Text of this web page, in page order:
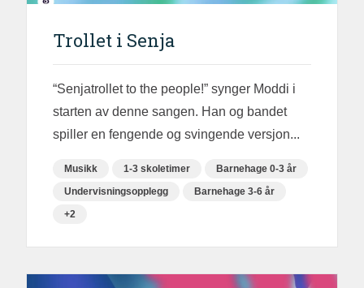
Trollet i Senja
“Senjatrollet to the people!” synger Moddi i
starten av denne sangen. Han og bandet
spiller en fengende og svingende versjon...
Musikk 1-3 skoletimer
Barnehage 0-3 år
Undervisningsopplegg
Barnehage 3-6 år
+2